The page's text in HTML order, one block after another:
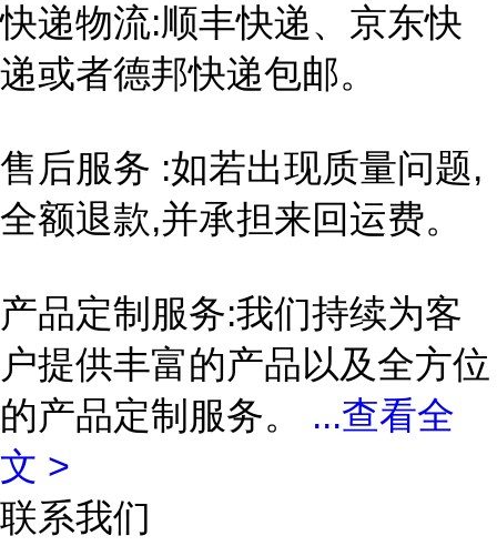
快递物流:顺丰快递、京东快
递或者德邦快递包邮。
售后服务 :如若出现质量问题,
全额退款,并承担来回运费。
产品定制服务:我们持续为客
户提供丰富的产品以及全方位
的产品定制服务。 ...查看全
文 >
联系我们